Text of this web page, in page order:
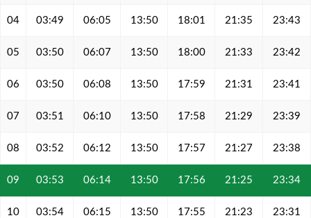
04 03:49 06:05 13:50 18:01 21:35 23:43
05 03:50 06:07 13:50 18:00 21:33 23:42
06 03:50 06:08 13:50 17:59 21:31 23:41
07 03:51 06:10 13:50 17:58 21:29 23:39
08 03:52 06:12 13:50 17:57 21:27 23:38
09 03:53 06:14 13:50 17:56 21:25 23:34
10 03:54 06:15 13:50 17:55 21:23 23:31